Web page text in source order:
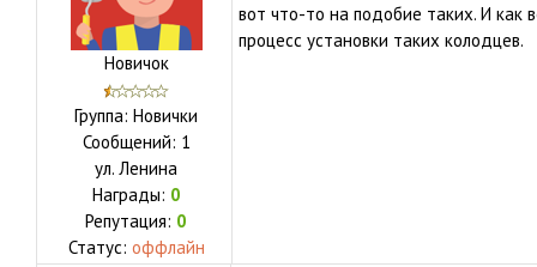
Новичок
Группа: Новички
Сообщений: 1
ул. Ленина
Награды: 0
Репутация: 0
Статус: оффлайн
вот что-то на подобие таких. И как
процесс установки таких колодцев.